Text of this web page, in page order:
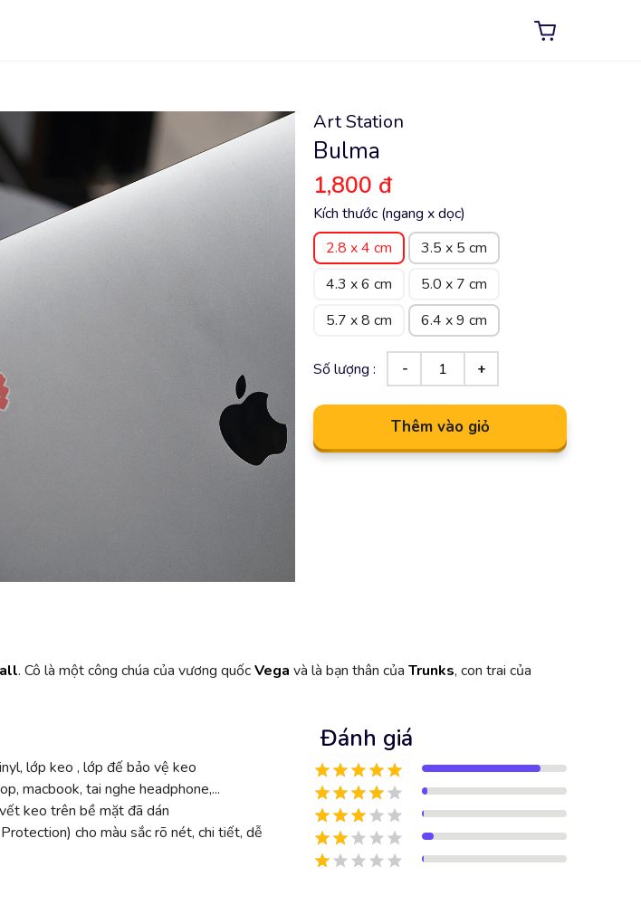
Art Station
Bulma
1,800 đ
Kích thước (ngang x dọc)
2.8 x 4 cm
3.5 x 5 cm
4.3 x 6 cm
5.0 x 7 cm
5.7 x 8 cm
6.4 x 9 cm
Số lượng :
Thêm vào giỏ
. Cô là một công chúa của vương quốcVega và là bạn thân của Trunks, con trai của
lớp keo , lớp đế bảo vệ keo
macbook, tai nghe headphone,...
keo trên bề mặt đã dán
cho màu sắc rõ nét, chi tiết, dễ
Đánh giá